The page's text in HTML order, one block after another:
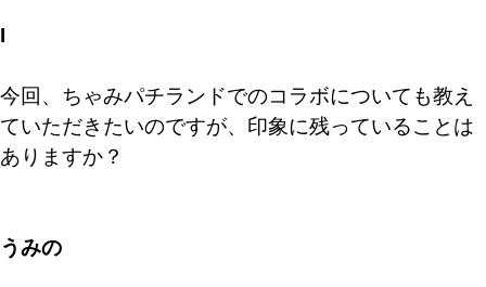
I
今回、ちゃみパチランドでのコラボについても教え
ていただきたいのですが、印象に残っていることは
ありますか？
うみの